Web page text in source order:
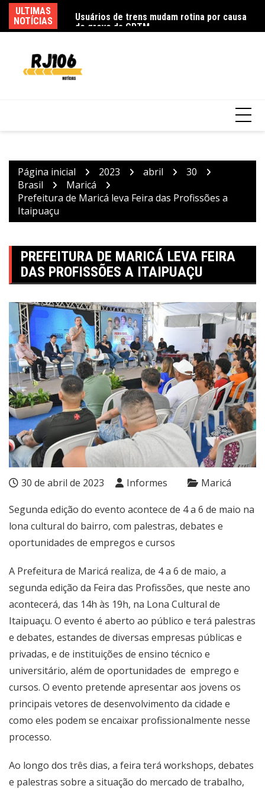
para
o
ULTIMAS
NOTÍCIAS
trens em São
Usuários de trens mudam rotina por causa
de greve da CPTM
Página inicial 2023 abril
30
Brasil
Maricá
Prefeitura de Maricá leva Feira das Profissões a
Itaipuaçu
PREFEITURA DE MARICÁ LEVA FEIRA
DAS PROFISSÕES A ITAIPUAÇU
30 de abril de 2023 Informes Maricá
Segunda edição do evento acontece de 4 a 6 de maio na
lona cultural do bairro, com palestras, debates e
oportunidades de empregos e cursos
A Prefeitura de Maricá realiza, de 4 a 6 de maio, a
segunda edição da Feira das Profissões, que neste ano
acontecerá, das 14h às 19h, na Lona Cultural de
Itaipuaçu. O evento é aberto ao público e terá palestras
e debates, estandes de diversas empresas públicas e
privadas, e de instituições de ensino técnico e
universitário, além de oportunidades de emprego e
cursos. O evento pretende apresentar aos jovens os
principais vetores de desenvolvimento da cidade e
como eles podem se encaixar profissionalmente nesse
processo.
Ao longo dos três dias, a feira terá workshops, debates
e palestras sobre a situação do mercado de trabalho,